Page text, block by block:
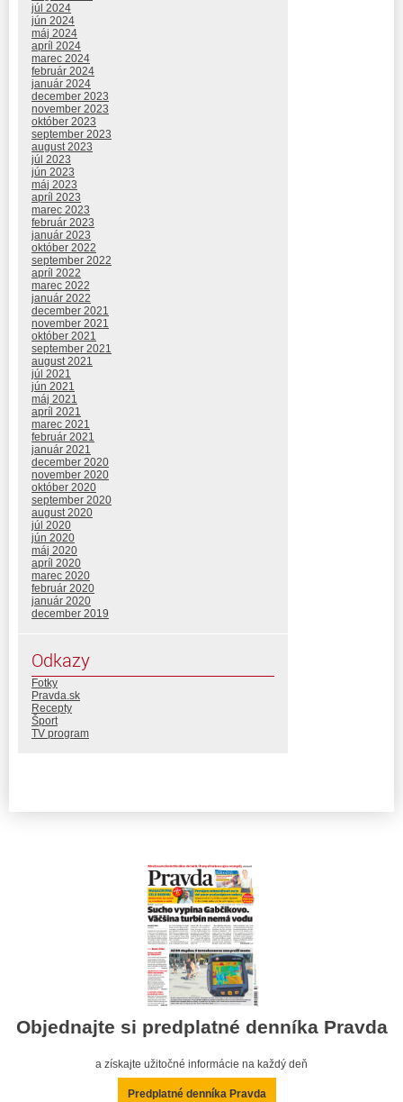
júl 2024
jún 2024
máj 2024
apríl 2024
marec 2024
február 2024
január 2024
december 2023
november 2023
október 2023
september 2023
august 2023
júl 2023
jún 2023
máj 2023
apríl 2023
marec 2023
február 2023
január 2023
október 2022
september 2022
apríl 2022
marec 2022
január 2022
december 2021
november 2021
október 2021
september 2021
august 2021
júl 2021
jún 2021
máj 2021
apríl 2021
marec 2021
február 2021
január 2021
december 2020
november 2020
október 2020
september 2020
august 2020
júl 2020
jún 2020
máj 2020
apríl 2020
marec 2020
február 2020
január 2020
december 2019
Odkazy
Fotky
Pravda.sk
Recepty
Šport
TV program
Objednajte si predplatné denníka Pravda
a získajte užitočné informácie na každý deň
Predplatné denníka Pravda